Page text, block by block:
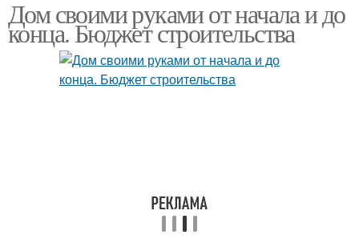
Дом своими руками от начала и до
конца. Бюджет строительства